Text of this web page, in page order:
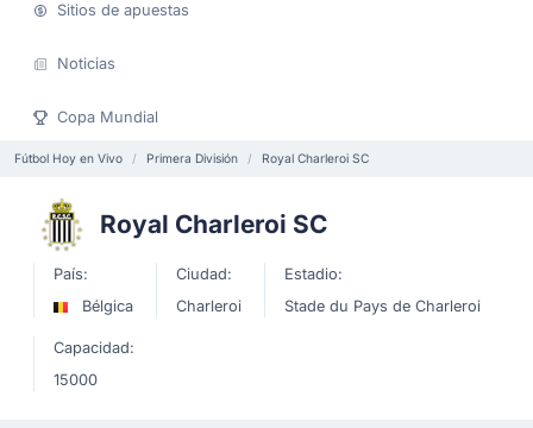
Sitios de apuestas
Noticias
Copa Mundial
Fútbol Hoy en Vivo Primera División Royal Charleroi SC
Royal Charleroi SC
País:
Bélgica
Ciudad:
Charleroi
Estadio:
Stade du Pays de Charleroi
Capacidad:
15000